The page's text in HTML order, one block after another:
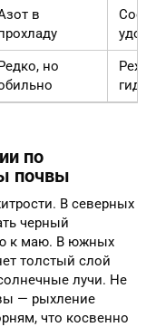
в
но
по
почвы
В северных
черный
к маю. В южных
толстый слой
лучи. Не
— рыхление
что косвенно